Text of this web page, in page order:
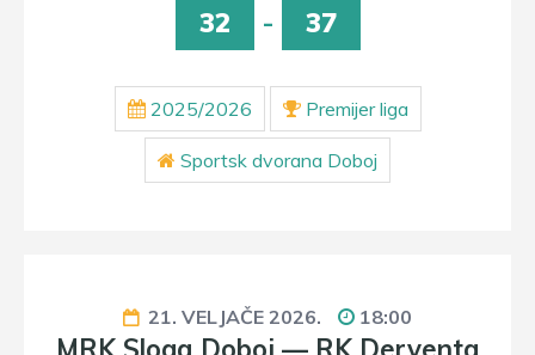
32 - 37
2025/2026 Premijer liga
Sportsk dvorana Doboj
21. VELJAČE 2026. 18:00